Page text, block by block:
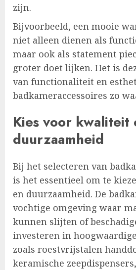
zijn.
Bijvoorbeeld, een mooie
niet alleen dienen als
maar ook als statement
groter doet lijken. Het is
van functionaliteit en
badkameraccessoires zo
Kies voor kwaliteit
duurzaamheid
Bij het selecteren van
is het essentieel om te
en duurzaamheid. De
vochtige omgeving waar
kunnen slijten of
investeren in
zoals roestvrijstalen
keramische